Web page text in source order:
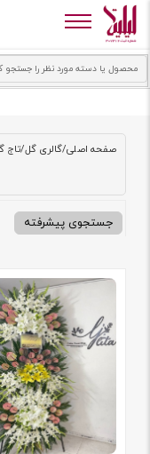
صفحه اصلی/گالری گل/تاج
جستجوی پیشرفته